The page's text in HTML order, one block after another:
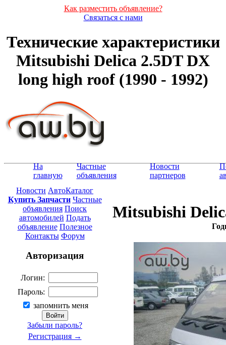
Как разместить объявление?
Связаться с нами
Технические характеристики
Mitsubishi Delica 2.5DT DX
long high roof (1990 - 1992)
На
главную
Частные
объявления
Новости
партнеров
Новости АвтоКаталог
Купить Запчасти Частные
объявления Поиск
автомобилей Подать
объявление Полезное
Контакты Форум
Авторизация
Логин:
Пароль:
запомнить меня
Забыли пароль?
Регистрация →
Mitsubishi